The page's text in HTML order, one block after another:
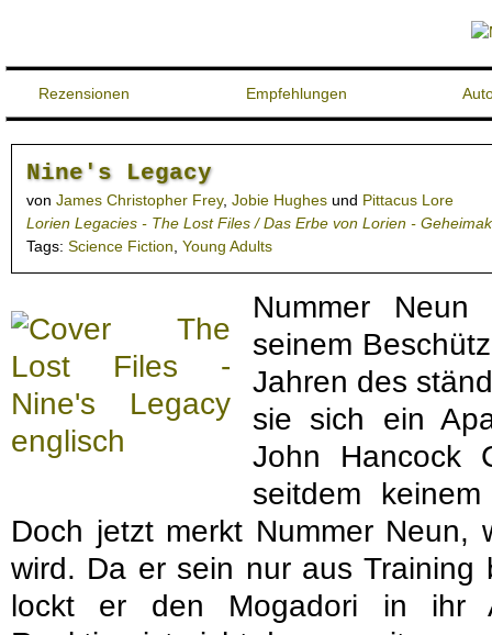
Rezensionen Empfehlungen
Nine's Legacy
von James Christopher Frey, Jobie Hughes und Pittacus Lore
Lorien Legacies - The Lost Files / Das Erbe von Lorien -
Tags: Science Fiction, Young Adults
Nummer
seinem
Jahren des
sie sich ein
John Hancock
seitdem
Doch jetzt merkt Nummer Neun,
wird. Da er sein nur aus Training
lockt er den Mogadori in ihr